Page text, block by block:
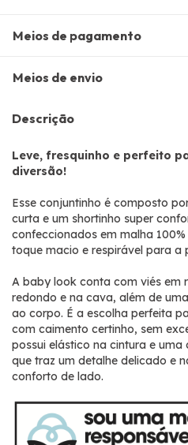
Meios de pagamento
Meios de envio
Descrição
Leve, fresquinho e perfeito
diversão!
Esse conjuntinho é composto
curta e um shortinho super
confeccionados em malha
toque macio e respirável para a
A baby look conta com viés em
redondo e na cava, além de
ao corpo. É a escolha perfeita
com caimento certinho, sem
possui elástico na cintura e
que traz um detalhe delicado e
conforto de lado.